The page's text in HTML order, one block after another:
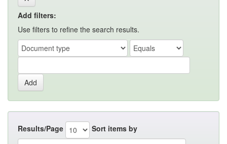
Add filters:
Use filters to refine the search results.
Results/Page Sort items by